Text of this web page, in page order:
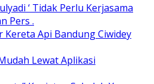
‘ Tidak Perlu Kerjasama
Pers .
Kereta Api Bandung Ciwidey
Lewat Aplikasi